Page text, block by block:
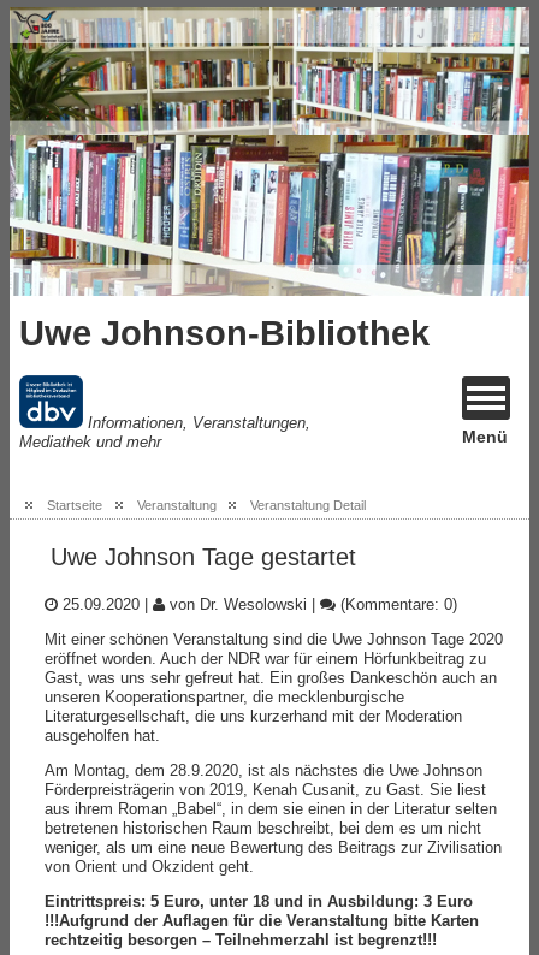
Uwe Johnson-Bibliothek
Informationen, Veranstaltungen,
Mediathek und mehr
Menü
Startseite Veranstaltung Veranstaltung Detail
Uwe Johnson Tage gestartet
25.09.2020 | von Dr. Wesolowski |
(Kommentare: 0)
Mit einer schönen Veranstaltung sind die Uwe Johnson Tage 2020
eröffnet worden. Auch der NDR war für einem Hörfunkbeitrag zu
Gast, was uns sehr gefreut hat. Ein großes Dankeschön auch an
unseren Kooperationspartner, die mecklenburgische
Literaturgesellschaft, die uns kurzerhand mit der Moderation
ausgeholfen hat.
Am Montag, dem 28.9.2020, ist als nächstes die Uwe Johnson
Förderpreisträgerin von 2019, Kenah Cusanit, zu Gast. Sie liest
aus ihrem Roman „Babel“, in dem sie einen in der Literatur selten
betretenen historischen Raum beschreibt, bei dem es um nicht
weniger, als um eine neue Bewertung des Beitrags zur Zivilisation
von Orient und Okzident geht.
Eintrittspreis: 5 Euro, unter 18 und in Ausbildung: 3 Euro
!!!Aufgrund der Auflagen für die Veranstaltung bitte Karten
rechtzeitig besorgen – Teilnehmerzahl ist begrenzt!!!